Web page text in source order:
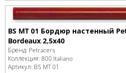
BS MT 01 Бордюр настенный
Bordeaux 2,5x40
Бренд: Petracers
Коллекция: 800 Italiano
Артикул: BS MT 01